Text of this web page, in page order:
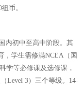
币。
内初中至高中阶段。其
，学生需修满NCEA（国
学等必修课及选修课，
Level 3）三个等级。14-